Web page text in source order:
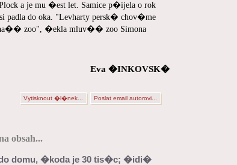
a je mu �est let. Samice p�ijela o rok
do oka. "Levharty persk� chov�me
zoo", �ekla mluv�� zoo Simona
Eva �INKOVSK�
Vytisknout �l�nek... Poslat email autorovi...
obsah...
domu, �koda je 30 tis�c; �idi�